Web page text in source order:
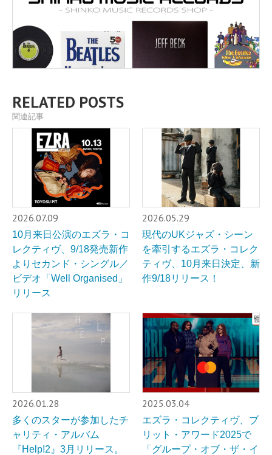
RELATED POSTS
関連記事
2026.07.09
10月来日公演のエズラ・コ
レクティヴ、9/18発売新作
よりセカンド・シングル／
ビデオ「Well Organised」
リリース
2026.05.29
現代のUKジャズ・シーン
を牽引するエズラ・コレク
ティヴ、10月来日決定、新
作9/18リリース！
2026.01.28
多くのスターが参加したチ
ャリティ・アルバム
『Help!2』3月リリース。
2025.03.04
エズラ・コレクティヴ、ブ
リット・アワード2025で
「グループ・オブ・ザ・イ